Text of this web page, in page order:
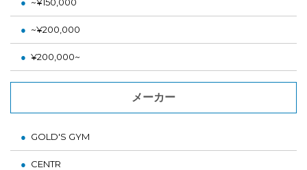
~¥200,000
¥200,000~
メーカー
GOLD'S GYM
CENTR